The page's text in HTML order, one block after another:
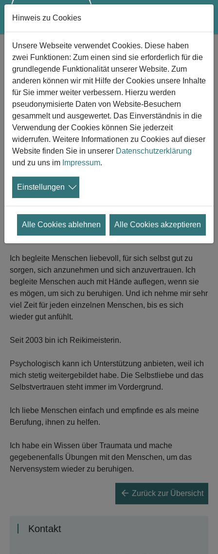
Kontakt
Ramona Horstmann-Hooke - Bad
Bevensen
Trauerbegleitung und Lebensberatung
Mein Angebot oder Anliegen
Ich habe selbst sehr viel Verluste erlebt. Meine Mutter war
lange im Hospiz, ich habe 7 Kinder verloren und war
auch sonst lange nicht in der Lage ein normales Leben
zu führen.
Ich bin medizinische Assistentin und habe im Jahre 2000
Lebensberaterin gelernt. Die Lebensberatung habe ich
immer allem vorangestellt.
Ich begleite Menschen liebevoll, für sich selbst gut zu
sorgen, sich anzunehmen und sich anzuvertrauen. Ich
begleite Menschen auch mit Hände auflegen, wenn sie
es mögen, um sich zu beruhigen. Und ich nehme mir sehr
viel Zeit für jeden einzelnen Menschen, bis es sich
wieder gut anfühlt.
Seit 2003 bin ich Reikimeisterin.
Psychologisch kann ich Unterstützung anbieten, weil ich
mich stetig weitergebildet habe. Die Selbstliebe und das
Selbstvertrauen steht immer im Vordergrund.
Ich liebe Menschen einfach und empfinde es als meine
Berufung, ihnen zu helfen.
Ich habe ein Wissen über Traumata und mache
gegebenenfalls Übungen mit den Menschen, um das
Nervensystem wieder zu beruhigen.
Zurück zur Übersicht
Hinweis zu Cookies
Unsere Webseite verwendet Cookies. Diese haben
zwei Funktionen: Zum einen sind sie erforderlich für die
grundlegende Funktionalität unserer Website. Zum
anderen können wir mit Hilfe der Cookies unsere Inhalte
für Sie immer weiter verbessern. Hierzu werden
pseudonymisierte Daten von Website-Besuchern
gesammelt und ausgewertet. Das Einverständnis in die
Verwendung der Cookies können Sie jederzeit
widerrufen. Weitere Informationen zu Cookies auf dieser
Website finden Sie in unserer Datenschutzerklärung
und zu uns im Impressum.
Einstellungen
Alle Cookies ablehnen Alle Cookies akzeptieren